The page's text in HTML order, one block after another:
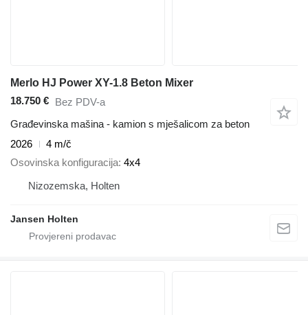
Merlo HJ Power XY-1.8 Beton Mixer
18.750 € Bez PDV-a
Građevinska mašina - kamion s mješalicom za beton
2026
4 m/č
Osovinska konfiguracija 4x4
Nizozemska, Holten
Jansen Holten